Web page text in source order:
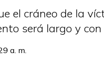
el cráneo de la
será largo y
a. m.